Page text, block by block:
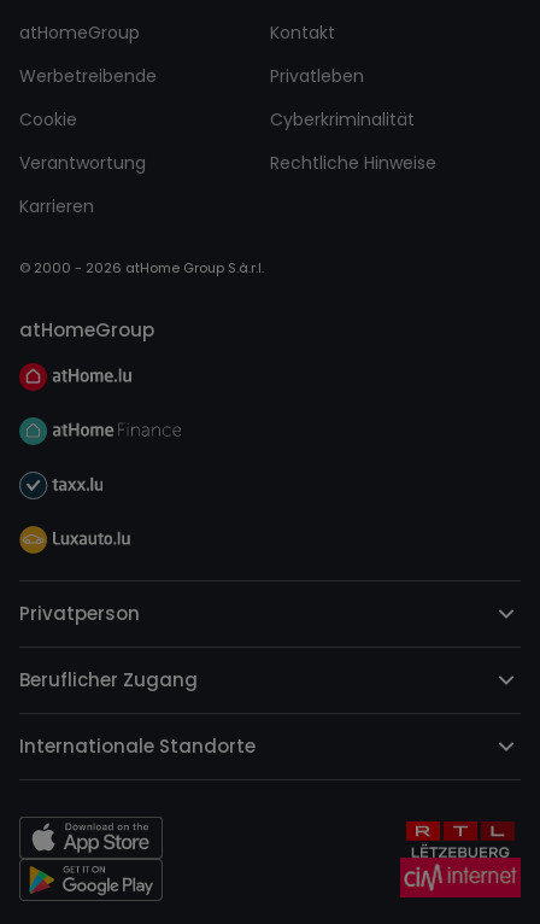
atHomeGroup
Kontakt
Werbetreibende
Privatleben
Cookie
Cyberkriminalität
Verantwortung
Rechtliche Hinweise
Karrieren
© 2000 - 2026 atHome Group S.à.r.l.
atHomeGroup
Privatperson
Beruflicher Zugang
Internationale Standorte